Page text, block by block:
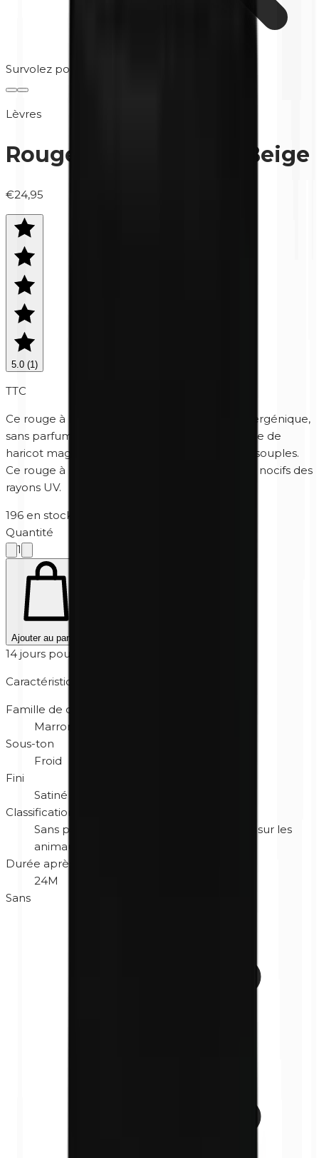
Survolez pour zoomer
Lèvres
Rouges à Lèvres | 125 Beige
€24,95
5.0 (1)
TTC
Ce rouge à lèvres brun beige minéral, hypoallergénique,
sans parfum et sans paraben, contient de l'huile de
haricot magique qui rend les lèvres douces et souples.
Ce rouge à lèvres protège les lèvres des effets nocifs des
rayons UV.
196 en stock
Quantité
1
Ajouter au panier
14 jours pour retourner
Caractéristiques
Famille de couleur
Marron
Sous-ton
Froid
Fini
Satiné
Classification
Sans parfum
Non testé sur les
animaux
Durée après ouverture
24M
Sans